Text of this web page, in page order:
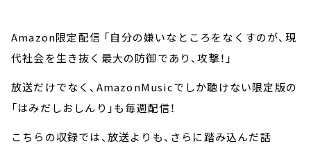
Amazon限定配信 「自分の嫌いなところをなくすのが、現
代社会を生き抜く最大の防御であり、攻撃！」
放送だけでなく、AmazonMusicでしか聴けない限定版の
「はみだしおしんり」も毎週配信！
こちらの収録では、放送よりも、さらに踏み込んだ話